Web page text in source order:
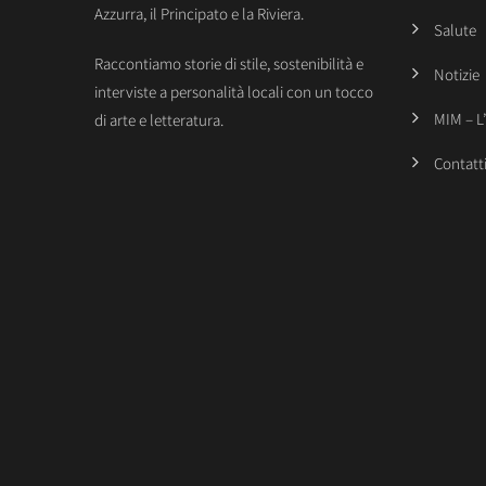
Azzurra, il Principato e la Riviera.
Raccontiamo storie di stile, sostenibilità e
interviste a personalità locali con un tocco
di arte e letteratura.
Salute
Notizie
MIM –
Contatti